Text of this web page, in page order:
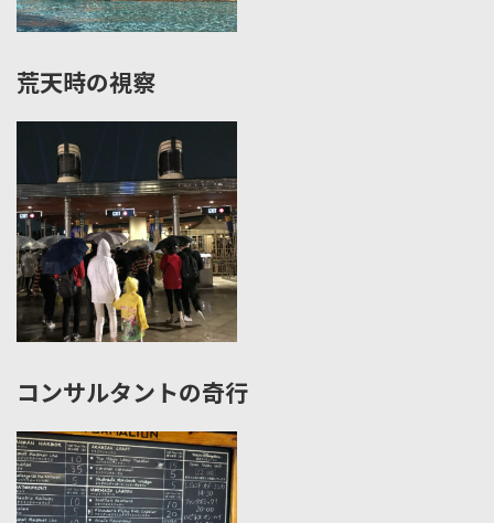
荒天時の視察
コンサルタントの奇行